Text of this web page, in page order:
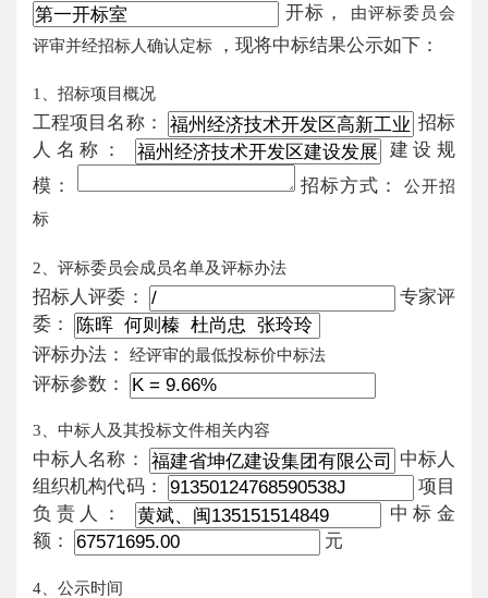
开标，
由评标委员会
评审并经招标人确认定标 ，现将中标结果公示如下：
1、招标项目概况
工程项目名称：
招标
人名称：
建设规
模：
招标方式： 公开招
标
2、评标委员会成员名单及评标办法
招标人评委：
专家评
委：
评标办法：经评审的最低投标价中标法
评标参数：
3、中标人及其投标文件相关内容
中标人名称：
中标人
组织机构代码：
项目
负责人：
中标金
额：
元
4、公示时间